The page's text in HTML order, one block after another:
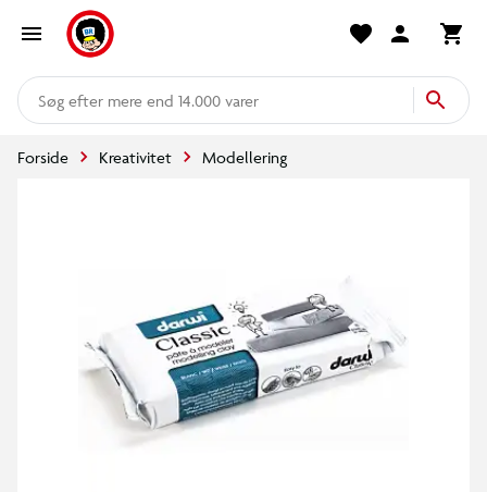
mere end 14.000 varer
Forside Kreativitet Modellering